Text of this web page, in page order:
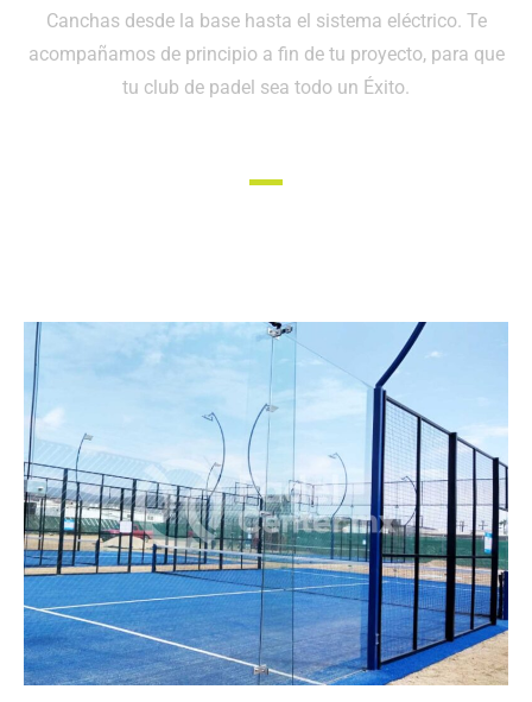
Canchas desde la base hasta el sistema eléctrico. Te
acompañamos de principio a fin de tu proyecto, para que
tu club de padel sea todo un Éxito.